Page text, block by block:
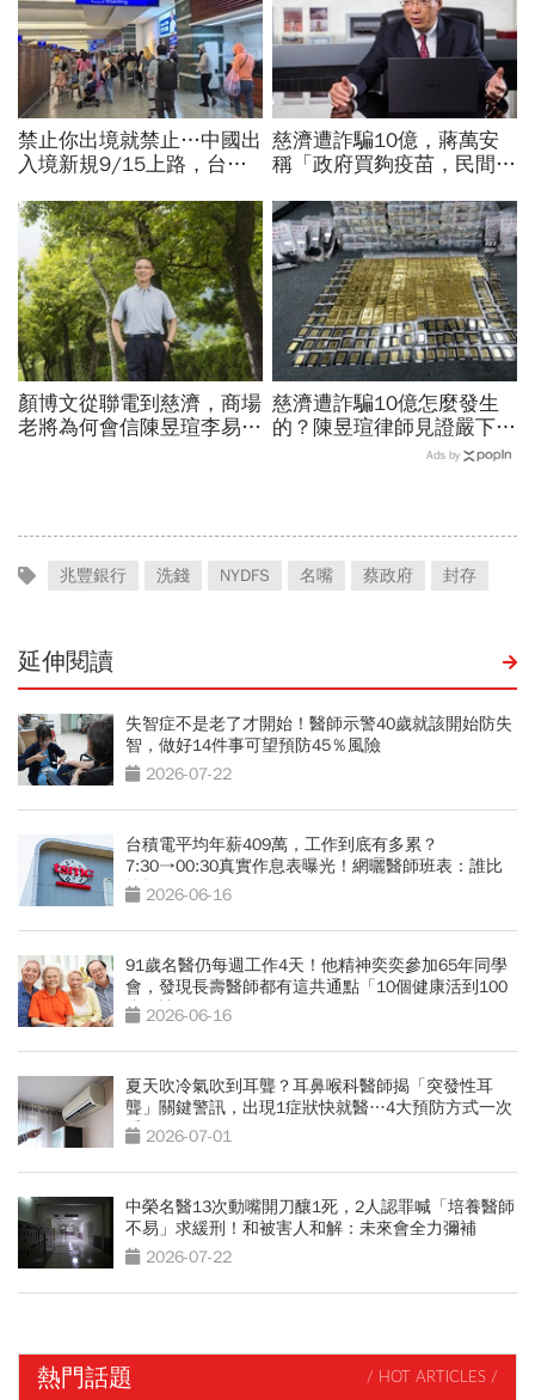
禁止你出境就禁止…中國出
入境新規9/15上路，台灣
職業特別注意：前例在這
慈濟遭詐騙10億，蔣萬安
稱「政府買夠疫苗，民間就
話說得不夠公道
顏博文從聯電到慈濟，商場
老將為何會信陳昱瑄李易
慈濟遭詐騙10億怎麼發生
的？陳昱瑄律師見證嚴下跪
博信任！豪宅藏158公斤黃
Ads by
兆豐銀行 洗錢 NYDFS 名嘴 蔡政府 封存
延伸閱讀
失智症不是老了才開始！醫師示警40歲就該開始防失
智，做好14件事可望預防45％風險
2026-07-22
台積電平均年薪409萬，工作到底有多累？
7:30→00:30真實作息表曝光！網曬醫師班表：誰比
較操？
2026-06-16
91歲名醫仍每週工作4天！他精神奕奕參加65年同學
會，發現長壽醫師都有這共通點「10個健康活到100
歲秘訣」
2026-06-16
夏天吹冷氣吹到耳聾？耳鼻喉科醫師揭「突發性耳
聾」關鍵警訊，出現1症狀快就醫…4大預防方式一次
看 2026-07-01
中榮名醫13次動嘴開刀釀1死，2人認罪喊「培養醫師
不易」求緩刑！和被害人和解：未來會全力彌補
2026-07-22
熱門話題 / HOT ARTICLES /